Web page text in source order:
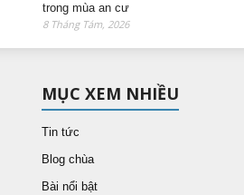
trong mùa an cư
8 Tháng Tám, 2026
MỤC XEM NHIỀU
Tin tức
Blog chùa
Bài nổi bật